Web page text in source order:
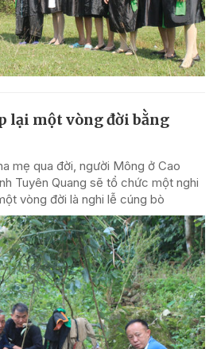
lại một vòng đời bằng
mẹ qua đời, người Mông ở Cao
Tuyên Quang sẽ tổ chức một nghi
vòng đời là nghi lễ cúng bò